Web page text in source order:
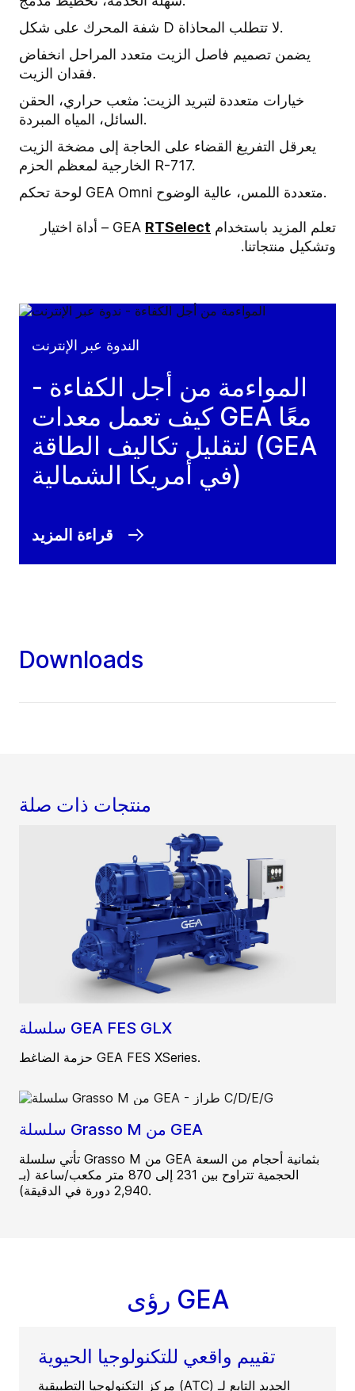
شفة المحرك على شكل D لا تتطلب المحاذاة.
يضمن تصميم فاصل الزيت متعدد المراحل انخفاض
فقدان الزيت.
خيارات متعددة لتبريد الزيت: مثعب حراري، الحقن
السائل، المياه المبردة.
يعرقل التفريغ القضاء على الحاجة إلى مضخة الزيت
الخارجية لمعظم الحزم R-717.
لوحة تحكم GEA Omni متعددة اللمس، عالية الوضوح.
تعلم المزيد باستخدام ‎GEA RTSelect
‎‏ – أداة اختيار
وتشكيل منتجاتنا.
الندوة عبر الإنترنت
المواءمة من أجل الكفاءة -
كيف تعمل معدات GEA معًا
لتقليل تكاليف الطاقة (GEA
في أمريكا الشمالية)
قراءة المزيد
Downloads
منتجات ذات صلة
سلسلة GEA FES GLX
حزمة الضاغط GEA FES XSeries.
سلسلة Grasso M من GEA
تأتي سلسلة Grasso M من GEA بثمانية أحجام من السعة
الحجمية تتراوح بين 231 إلى 870 متر مكعب/ساعة (بـ
2,940 دورة في الدقيقة).
رؤى GEA
تقييم واقعي للتكنولوجيا الحيوية
مركز التكنولوجيا التطبيقية (ATC) الجديد التابع لـ